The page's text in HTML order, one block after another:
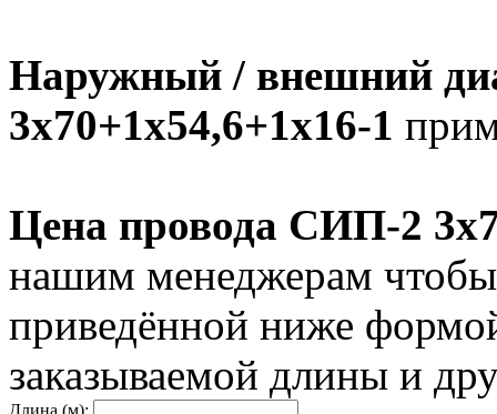
Наружный / внешний
3х70+1х54,6+1х16-1
Цена провода СИП-2
нашим менеджерам чтобы
приведённой ниже
заказываемой длины и
Длина (м):